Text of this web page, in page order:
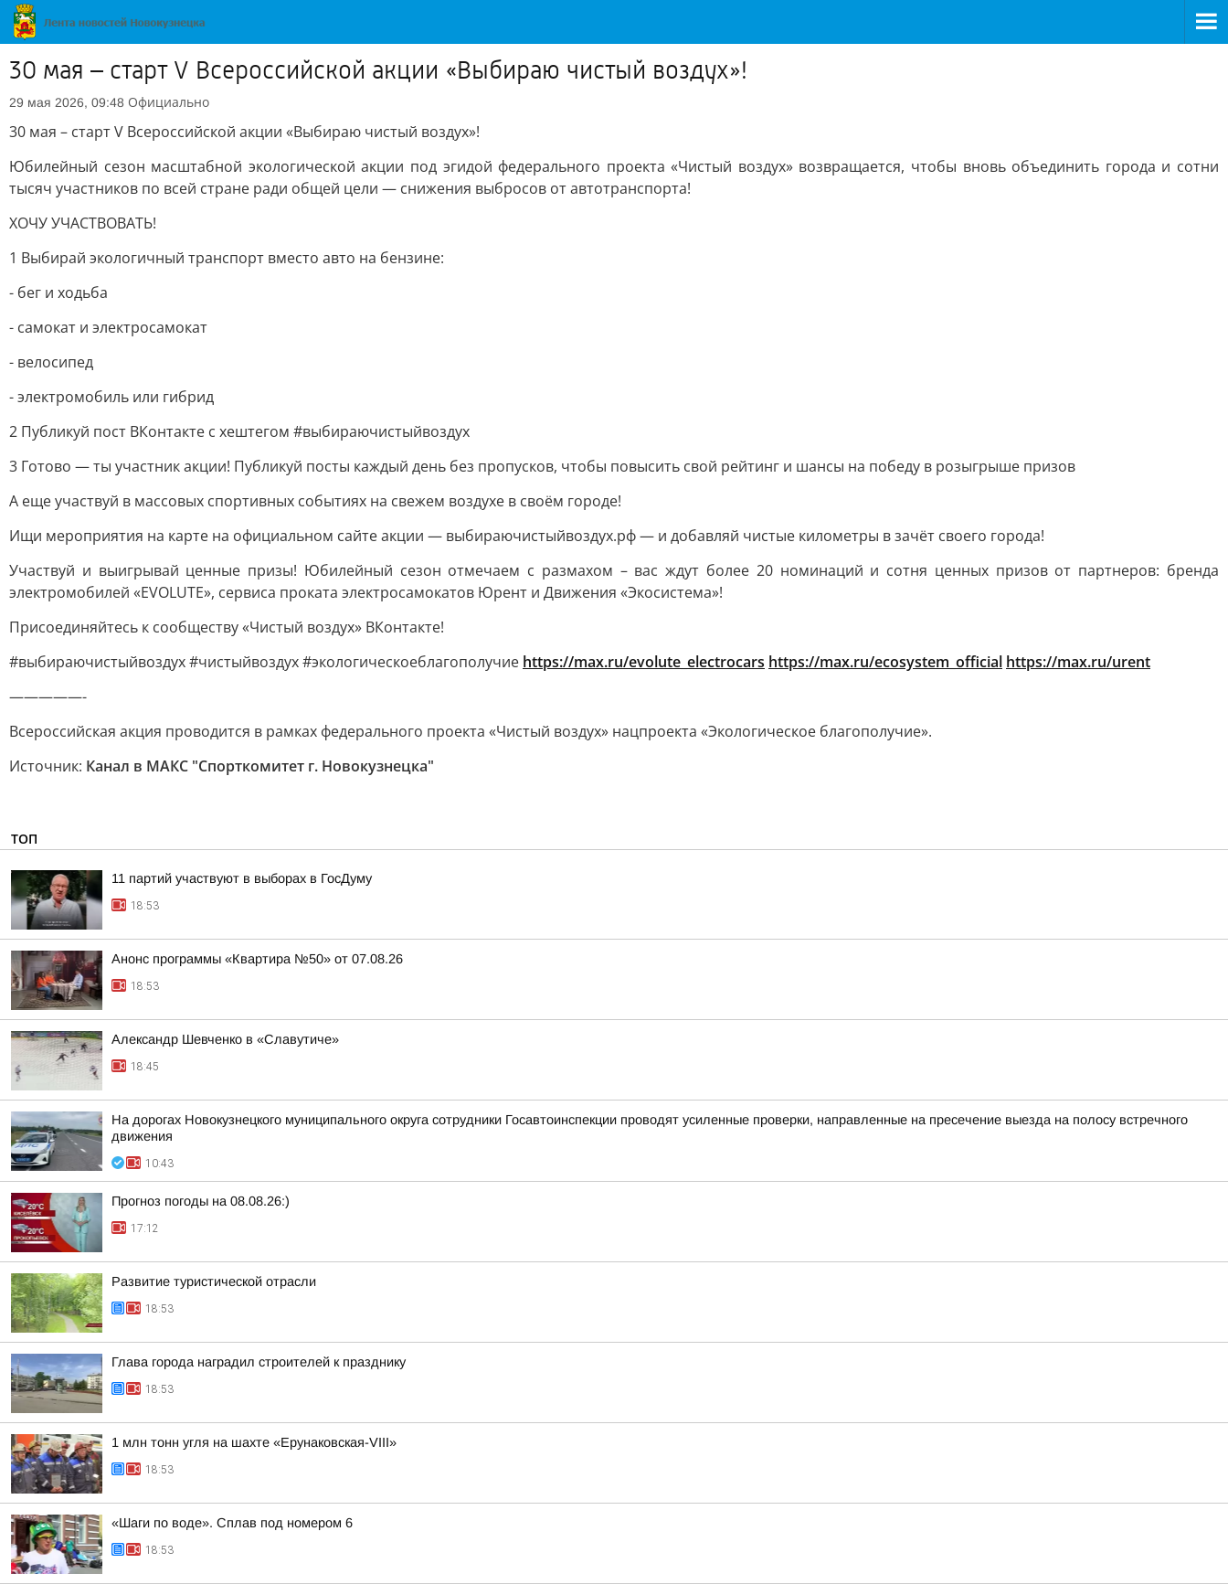
30 мая – старт V Всероссийской акции «Выбираю чистый воздух»!
29 мая 2026, 09:48 Официально
30 мая – старт V Всероссийской акции «Выбираю чистый воздух»!
Юбилейный сезон масштабной экологической акции под эгидой федерального проекта «Чистый воздух» возвращается, чтобы вновь объединить города и сотни
тысяч участников по всей стране ради общей цели — снижения выбросов от автотранспорта!
ХОЧУ УЧАСТВОВАТЬ!
1 Выбирай экологичный транспорт вместо авто на бензине:
- бег и ходьба
- самокат и электросамокат
- велосипед
- электромобиль или гибрид
2 Публикуй пост ВКонтакте с хештегом #выбираючистыйвоздух
3 Готово — ты участник акции! Публикуй посты каждый день без пропусков, чтобы повысить свой рейтинг и шансы на победу в розыгрыше призов
А еще участвуй в массовых спортивных событиях на свежем воздухе в своём городе!
Ищи мероприятия на карте на официальном сайте акции — выбираючистыйвоздух.рф — и добавляй чистые километры в зачёт своего города!
Участвуй и выигрывай ценные призы! Юбилейный сезон отмечаем с размахом – вас ждут более 20 номинаций и сотня ценных призов от партнеров: бренда
электромобилей «EVOLUTE», сервиса проката электросамокатов Юрент и Движения «Экосистема»!
Присоединяйтесь к сообществу «Чистый воздух» ВКонтакте!
#выбираючистыйвоздух #чистыйвоздух #экологическоеблагополучие https://max.ru/evolute_electrocars https://max.ru/ecosystem_official https://max.ru/urent
—————-
Всероссийская акция проводится в рамках федерального проекта «Чистый воздух» нацпроекта «Экологическое благополучие».
Источник: Канал в МАКС "Спорткомитет г. Новокузнецка"
ТОП
11 партий участвуют в выборах в ГосДуму
18:53
Анонс программы «Квартира №50» от 07.08.26
18:53
Александр Шевченко в «Славутиче»
18:45
На дорогах Новокузнецкого муниципального округа сотрудники Госавтоинспекции проводят усиленные проверки, направленные на пресечение выезда на полосу встречного
движения
10:43
Прогноз погоды на 08.08.26:)
17:12
Развитие туристической отрасли
18:53
Глава города наградил строителей к празднику
18:53
1 млн тонн угля на шахте «Ерунаковская-VIII»
18:53
«Шаги по воде». Сплав под номером 6
18:53